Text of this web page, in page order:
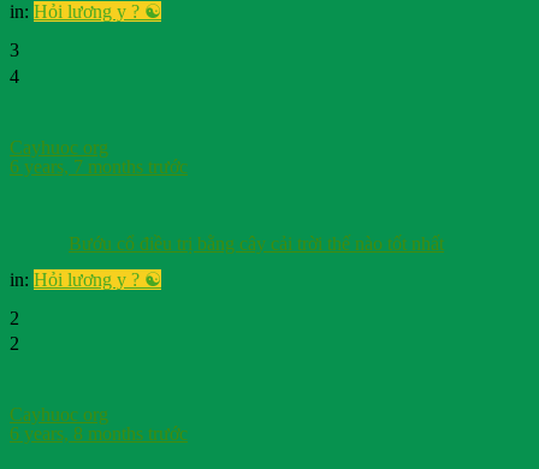
in: Hỏi lương y ? ☯️
3
4
Cayhuoc org
6 years, 7 months trước
Bướu cổ điều trị bằng cây cải trời thế nào tốt nhất
in: Hỏi lương y ? ☯️
2
2
Cayhuoc org
6 years, 8 months trước